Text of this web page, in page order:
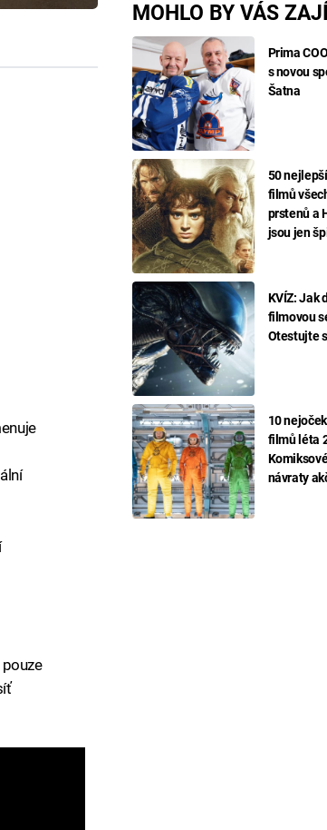
MOHLO BY VÁS
Prima
s novou
Šatna
50
filmů
prstenů a
jsou jen
KVÍZ: Jak
filmovou
Otestujte
10
filmů léta
návraty